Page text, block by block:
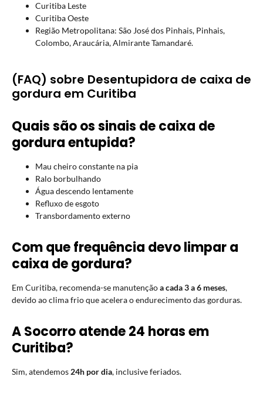
Curitiba Leste
Curitiba Oeste
Região Metropolitana: São José dos Pinhais, Pinhais,
Colombo, Araucária, Almirante Tamandaré.
(FAQ) sobre Desentupidora de caixa de
gordura em Curitiba
Quais são os sinais de caixa de
gordura entupida?
Mau cheiro constante na pia
Ralo borbulhando
Água descendo lentamente
Refluxo de esgoto
Transbordamento externo
Com que frequência devo limpar a
caixa de gordura?
Em Curitiba, recomenda-se manutençãoa cada 3 a 6 meses,
devido ao clima frio que acelera o endurecimento das gorduras.
A Socorro atende 24 horas em
Curitiba?
Sim, atendemos 24h por dia, inclusive feriados.